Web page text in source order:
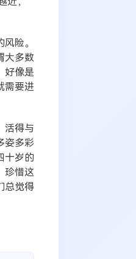
险。
大多数
好像是
需要进
活得与
姿多彩
十岁的
珍惜这
总觉得